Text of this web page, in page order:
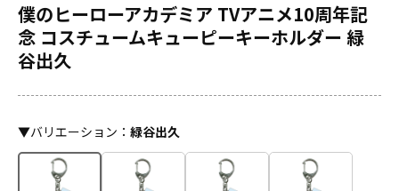
僕のヒーローアカデミア TVアニメ10周年記
念 コスチュームキューピーキーホルダー 緑
谷出久
▼バリエーション ： 緑谷出久